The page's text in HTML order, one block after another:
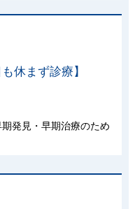
休まず診療】
発見・早期治療のため